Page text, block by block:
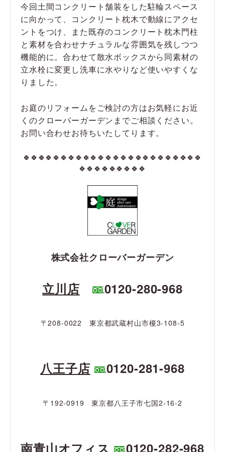
今回土間コンクリート舗装をした駐輪スペース
に向かって、コンクリート枕木で動線にアクセ
ントをつけ、また既存のコンクリート枕木門柱
と素材を合わせナチュラルな雰囲気を残しつつ
機能的に。合わせて散水ボックスから同素材の
立水栓に変更し洗車に水やりなど使いやすくな
りました。
お庭のリフォームをご検討の方はお気軽にお近
くのクローバーガーデンまでご相談ください。
お問い合わせお待ちいたしてります。
🍀🍀🍀🍀🍀🍀🍀🍀🍀🍀🍀🍀🍀🍀🍀🍀🍀🍀🍀🍀🍀🍀🍀🍀
🍀🍀🍀🍀🍀🍀🍀🍀🍀
株式会社クローバーガーデン
立川店 0120-280-968
〒208-0022 東京都武蔵村山市榎3-108-5
八王子店 0120-281-968
〒192-0919 東京都八王子市七国2-16-2
南青山オフィス 0120-282-968